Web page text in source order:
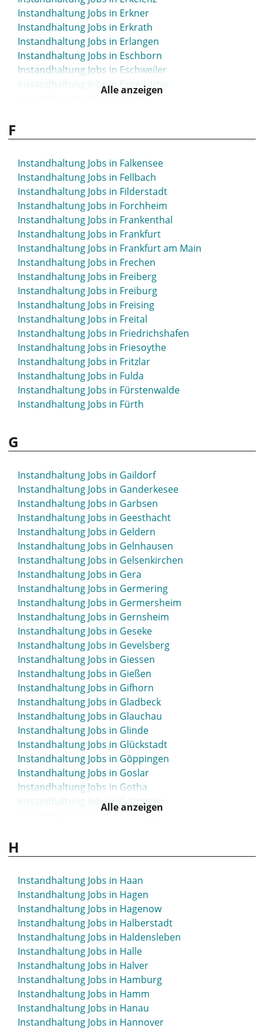
Instandhaltung Jobs in Erkner
Instandhaltung Jobs in Erkrath
Instandhaltung Jobs in Erlangen
Instandhaltung Jobs in Eschborn
Instandhaltung Jobs in Eschweiler
Instandhaltung Jobs in Espelkamp
Instandhaltung Jobs in Euskirchen
Alle anzeigen
F
Instandhaltung Jobs in Falkensee
Instandhaltung Jobs in Fellbach
Instandhaltung Jobs in Filderstadt
Instandhaltung Jobs in Forchheim
Instandhaltung Jobs in Frankenthal
Instandhaltung Jobs in Frankfurt
Instandhaltung Jobs in Frankfurt am Main
Instandhaltung Jobs in Frechen
Instandhaltung Jobs in Freiberg
Instandhaltung Jobs in Freiburg
Instandhaltung Jobs in Freising
Instandhaltung Jobs in Freital
Instandhaltung Jobs in Friedrichshafen
Instandhaltung Jobs in Friesoythe
Instandhaltung Jobs in Fritzlar
Instandhaltung Jobs in Fulda
Instandhaltung Jobs in Fürstenwalde
Instandhaltung Jobs in Fürth
G
Instandhaltung Jobs in Gaildorf
Instandhaltung Jobs in Ganderkesee
Instandhaltung Jobs in Garbsen
Instandhaltung Jobs in Geesthacht
Instandhaltung Jobs in Geldern
Instandhaltung Jobs in Gelnhausen
Instandhaltung Jobs in Gelsenkirchen
Instandhaltung Jobs in Gera
Instandhaltung Jobs in Germering
Instandhaltung Jobs in Germersheim
Instandhaltung Jobs in Gernsheim
Instandhaltung Jobs in Geseke
Instandhaltung Jobs in Gevelsberg
Instandhaltung Jobs in Giessen
Instandhaltung Jobs in Gießen
Instandhaltung Jobs in Gifhorn
Instandhaltung Jobs in Gladbeck
Instandhaltung Jobs in Glauchau
Instandhaltung Jobs in Glinde
Instandhaltung Jobs in Glückstadt
Instandhaltung Jobs in Göppingen
Instandhaltung Jobs in Goslar
Instandhaltung Jobs in Gotha
Instandhaltung Jobs in Göttingen
Instandhaltung Jobs in Greifswald
Instandhaltung Jobs in Greven
Instandhaltung Jobs in Grevenbroich
Instandhaltung Jobs in Grimmen
Instandhaltung Jobs in Großenhain
Instandhaltung Jobs in Großröhrsdorf
Instandhaltung Jobs in Grünstadt
Instandhaltung Jobs in Gummersbach
Instandhaltung Jobs in Günzburg
Instandhaltung Jobs in Güstrow
Instandhaltung Jobs in Gütersloh
Alle anzeigen
H
Instandhaltung Jobs in Haan
Instandhaltung Jobs in Hagen
Instandhaltung Jobs in Hagenow
Instandhaltung Jobs in Halberstadt
Instandhaltung Jobs in Haldensleben
Instandhaltung Jobs in Halle
Instandhaltung Jobs in Halver
Instandhaltung Jobs in Hamburg
Instandhaltung Jobs in Hamm
Instandhaltung Jobs in Hanau
Instandhaltung Jobs in Hannover